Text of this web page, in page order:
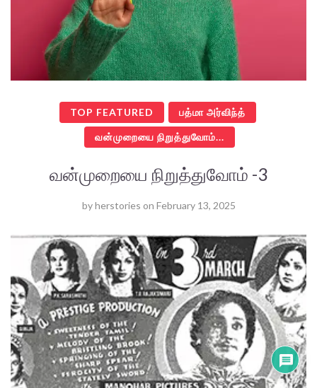
TOP FEATURED பத்மா அர்விந்த்
வன்முறையை நிறுத்துவோம்...
வன்முறையை நிறுத்துவோம் -3
byherstories on February 13, 2025